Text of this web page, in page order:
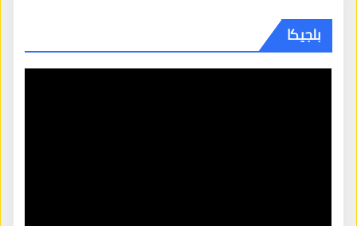
بلجيكا